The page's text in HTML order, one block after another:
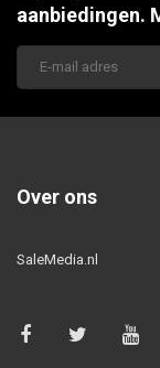
aanbiedingen.
Over ons
SaleMedia.nl